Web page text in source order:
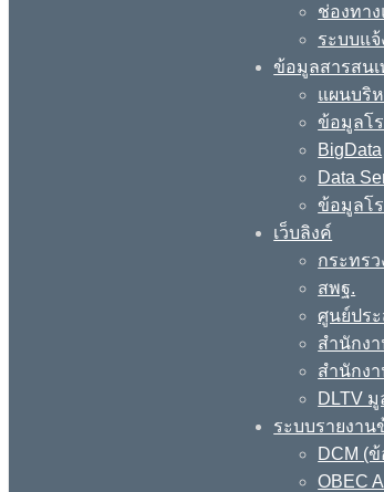
ช่องทา
ระบบแ
ข้อมูลสารสน
แผนบริ
ข้อมูลโ
BigData
Data
ข้อมูลโร
เว็บลิงค์
กระทร
สพฐ.
ศูนย์ปร
สำนักง
สำนักง
DLTV
ระบบรายงาน
DCM (
OBEC